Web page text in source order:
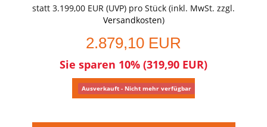
statt 3.199,00 EUR (UVP) pro Stück (inkl. MwSt. zzgl.
Versandkosten)
2.879,10 EUR
Sie sparen 10% (319,90 EUR)
Ausverkauft - Nicht mehr verfügbar